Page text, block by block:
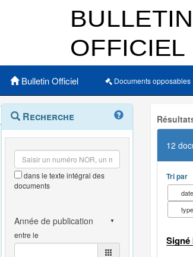
Bulletin Officiel Documents opposables
Navigation
et
outils
annexes
Menu
contextuel
Recherche
dans le texte intégral des
documents
entre le
12
Tri par
type
Signé